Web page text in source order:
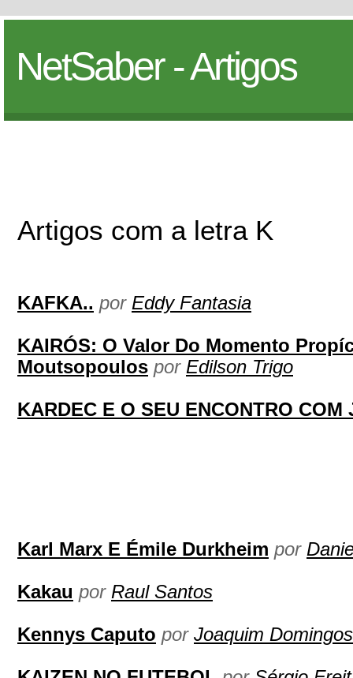
NetSaber - Artigos
Artigos com a letra K
KAFKA.. por Eddy Fantasia
KAIRÓS: O Valor Do Momento
Moutsopoulos por Edilson Trigo
KARDEC E O SEU ENCONTRO COM
Karl Marx E Émile Durkheim por
Kakau por Raul Santos
Kennys Caputo por Joaquim